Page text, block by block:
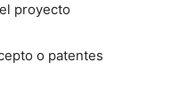
proyecto
o patentes